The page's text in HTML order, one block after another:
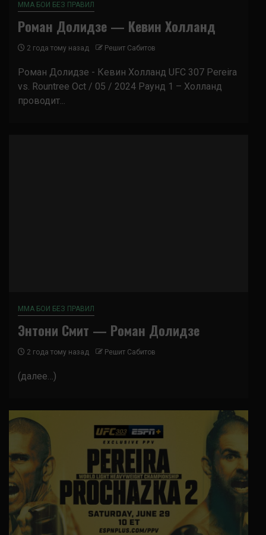
ММА БОИ БЕЗ ПРАВИЛ
Роман Долидзе — Кевин Холланд
2 года тому назад Решит Сабитов
Роман Долидзе - Кевин Холланд UFC 307 Pereira
vs. Rountree Oct / 05 / 2024 Раунд 1 – Холланд
проводит...
ММА БОИ БЕЗ ПРАВИЛ
Энтони Смит — Роман Долидзе
2 года тому назад Решит Сабитов
(далее…)